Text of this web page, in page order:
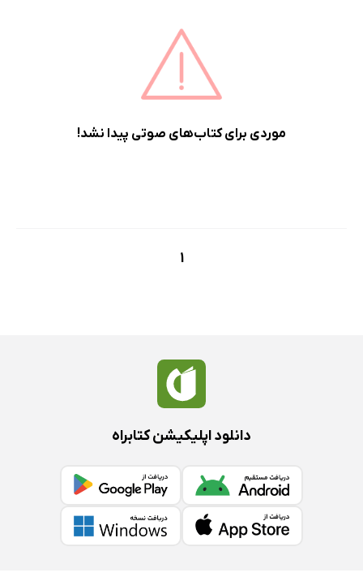
پرفروش‌ها
پربحث‌ها
موردی برای کتاب‌های صوتی پیدا نشد!
1
دانلود اپلیکیشن کتابراه